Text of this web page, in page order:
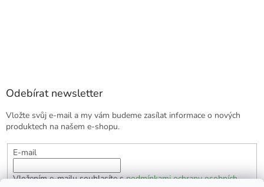
Odebírat newsletter
Vložte svůj e-mail a my vám budeme zasílat informace o nových
produktech na našem e-shopu.
E-mail
Vložením e-mailu souhlasíte spodmínkami ochrany osobních